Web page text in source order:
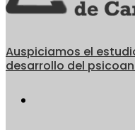
Auspiciamos el
desarrollo del